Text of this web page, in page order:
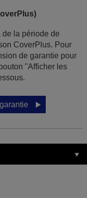
de la période de
CoverPlus. Pour
de garantie pour
"Afficher les